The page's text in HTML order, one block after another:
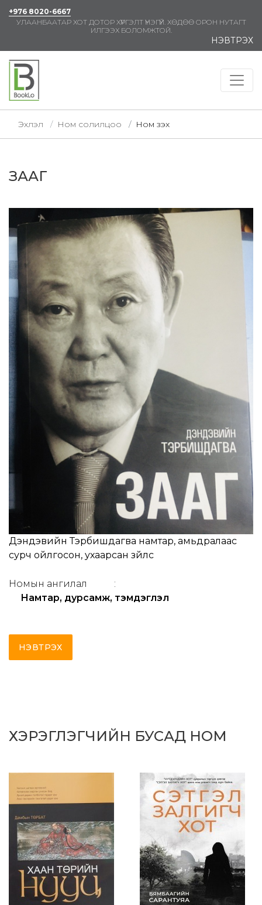
+976 8020-6667
УЛААНБААТАР ХОТ ДОТОР ХҮРГЭЛТ ҮНЭГҮЙ. ХӨДӨӨ ОРОН НУТАГТ
ИЛГЭЭХ БОЛОМЖТОЙ.
НЭВТРЭХ
Эхлэл Ном солилцоо Ном үзэх
ЗААГ
Дэндэвийн Тэрбишдагва намтар, амьдралаас
сурч ойлгосон, ухаарсан зүйлс
Номын ангилал
:
Намтар, дурсамж, тэмдэглэл
НЭВТРЭХ
ХЭРЭГЛЭГЧИЙН БУСАД НОМ